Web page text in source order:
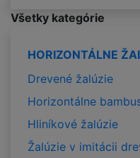
Všetky kategórie
HORIZONTÁLNE
Drevené žalúzie
Horizontálne
Hliníkové žalúzie
Žalúzie v imitácii